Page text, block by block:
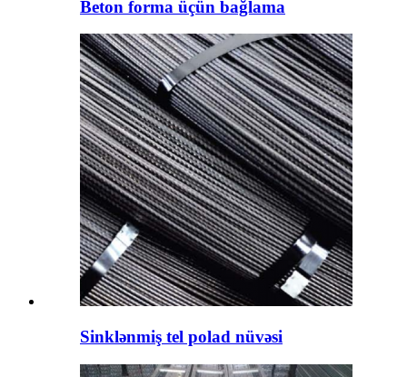
Beton forma üçün bağlama
Sinklənmiş tel polad nüvəsi